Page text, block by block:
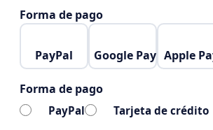
Forma de pago
PayPal Google Pay Apple
Forma de pago
PayPal Tarjeta de crédito